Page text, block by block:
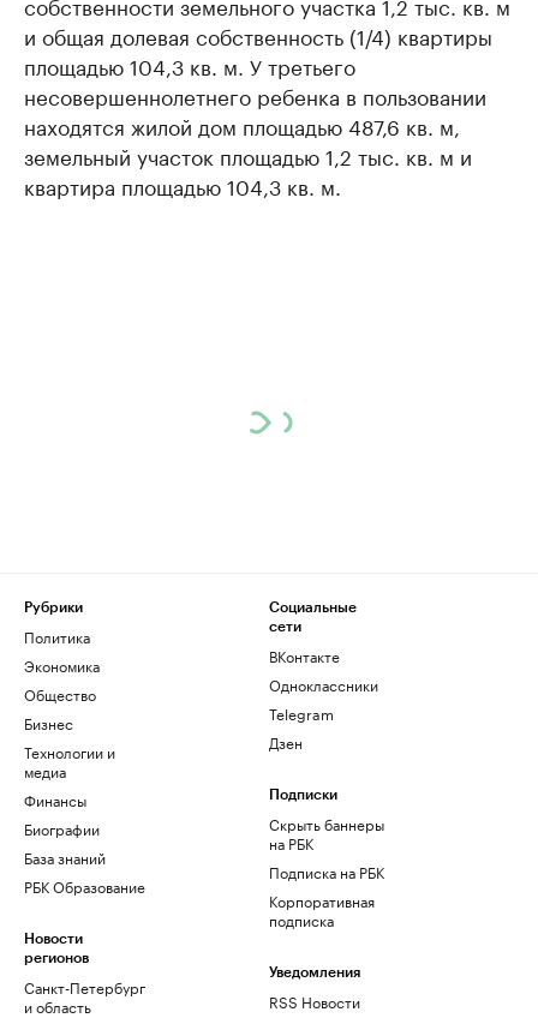
и общая долевая собственность (1/4) квартиры
площадью 104,3 кв. м. У третьего
несовершеннолетнего ребенка в пользовании
находятся жилой дом площадью 487,6 кв. м,
земельный участок площадью 1,2 тыс. кв. м и
квартира площадью 104,3 кв. м.
Рубрики
Политика
Экономика
Общество
Бизнес
Технологии и
медиа
Финансы
Биографии
База знаний
РБК Образование
Новости
регионов
Санкт-Петербург
и область
Социальные
сети
ВКонтакте
Одноклассники
Telegram
Дзен
Подписки
Скрыть баннеры
на РБК
Подписка на РБК
Корпоративная
подписка
Уведомления
RSS Новости